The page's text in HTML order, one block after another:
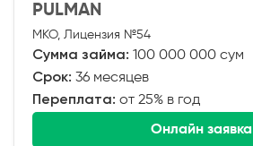
PULMAN
МКО, Лицензия №54
Сумма займа: 100 000 000 сум
Срок: 36 месяцев
Переплата: от 25% в год
Онлайн заявка